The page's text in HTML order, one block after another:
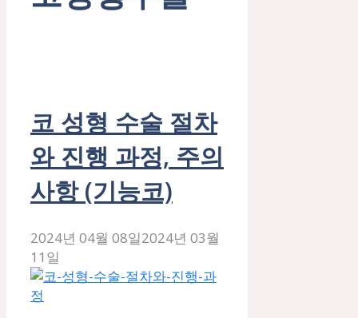
코 성형 수술 절차
와 진행 과정, 주의
사항 (기능코)
2024년 04월 08일2024년 03월
11일